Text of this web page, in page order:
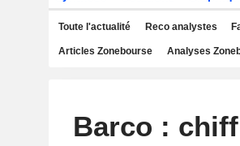
Toute l'actualité Reco analystes
Articles Zonebourse Analyses
Barco :